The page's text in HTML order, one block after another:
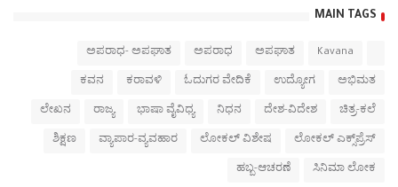
MAIN TAGS
Kavana
ಅಪಘಾತ
ಅಪರಾಧ
ಅಪರಾಧ- ಅಪಘಾತ
ಅಭಿಮತ
ಉದ್ಯೋಗ
ಓದುಗರ ವೇದಿಕೆ
ಕರಾವಳಿ
ಕವನ
ಚಿತ್ರ-ಕಲೆ
ದೇಶ-ವಿದೇಶ
ನಿಧನ
ಭಾಷಾ ವೈವಿಧ್ಯ
ರಾಜ್ಯ
ಲೇಖನ
ಲೋಕಲ್ ಎಕ್ಸ್‌ಪ್ರೆಸ್
ಲೋಕಲ್ ವಿಶೇಷ
ವ್ಯಾಪಾರ-ವ್ಯವಹಾರ
ಶಿಕ್ಷಣ
ಸಿನಿಮಾ ಲೋಕ
ಹಬ್ಬ-ಆಚರಣೆ